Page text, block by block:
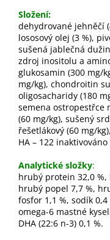
Složení:
dehydrované jehněčí
lososový olej (3 %),
sušená jablečná
zdroj inositolu a
glukosamin (300 mg/
mg/kg), chondroitin
oligosacharidy (180
semena ostropestřce
(60 mg/kg), sušený
řešetlákový (60 mg/
HA – 122 inaktivováno
Analytické složky:
hrubý protein 32,0 %,
hrubý popel 7,7 %,
fosfor 1,1 %, sodík
omega-6 mastné
DHA (22:6 n-3) 0,1 %.